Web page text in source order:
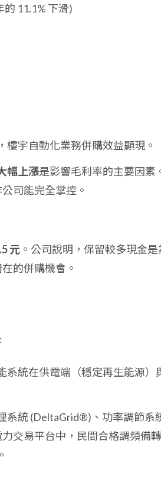
的 11.1% 下滑)
樓宇自動化業務併購效益顯現。
幅上漲是影響毛利率的主要因素
司能完全掌控。
元 。公司說明，保留較多現金
的併購機會。
:
系統在供電端（穩定再生能源）
系統 (DeltaGrid®)、功率調節系
交易平台中，民間合格調頻備